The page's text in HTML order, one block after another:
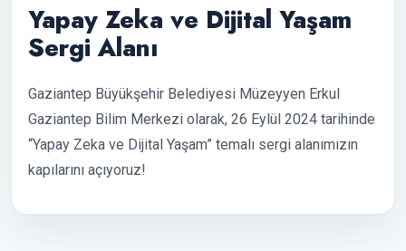
Yapay Zeka ve Dijital Yaşam
Sergi Alanı
Gaziantep Büyükşehir Belediyesi Müzeyyen Erkul
Gaziantep Bilim Merkezi olarak, 26 Eylül 2024 tarihinde
“Yapay Zeka ve Dijital Yaşam” temalı sergi alanımızın
kapılarını açıyoruz!